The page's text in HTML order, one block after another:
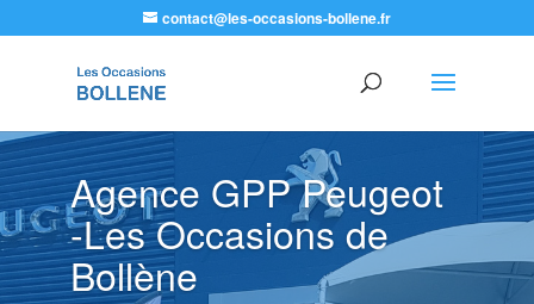
contact@les-occasions-bollene.fr
Agence GPP Peugeot
-Les Occasions de
Bollène